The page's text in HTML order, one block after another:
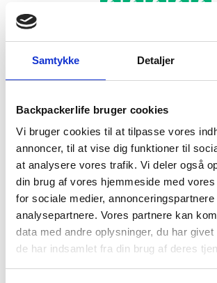
Samtykke Detaljer
Backpackerlife bruger cookies
Vi bruger cookies til at tilpasse vores
annoncer, til at vise dig funktioner til
at analysere vores trafik. Vi deler også
din brug af vores hjemmeside med
for sociale medier, annonceringspartnere
analysepartnere. Vores partnere kan
data med andre oplysninger, du har
de har indsamlet fra din brug af deres
BESKRIVELSE
YDERLIGERE
Dayton liggeunderlaget fra tyske High-
med på outdoorturen eller rejsen.
med en indbygget fodpumpe, så det er
liggeunderlaget op med enten hænderne
at skulle medbringe ekstra udstyr.
komfort, da det er designet med 23
og det har en tykkelse på 7,5 cm oppustet.
Liggeunderlaget vejer 1200 g, og kan
fylder 29 x 14 cm. Derudover kommer
praktisk opbevaringspose, så det er nemt